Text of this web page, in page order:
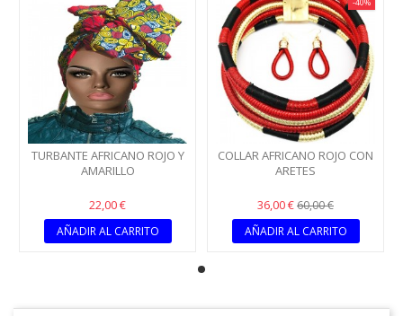
TURBANTE AFRICANO ROJO Y
AMARILLO
22,00 €
AÑADIR AL CARRITO
COLLAR AFRICANO ROJO CON
ARETES
36,00 €60,00 €
AÑADIR AL CARRITO